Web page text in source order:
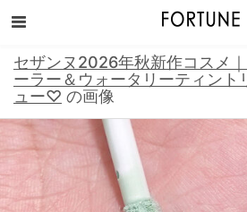
セザンヌ2026年秋新作コスメ
ーラー＆ウォータリーティント
ュー♡ の画像